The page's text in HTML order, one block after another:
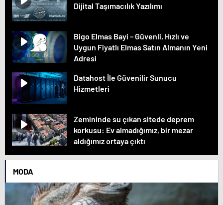
Dijital Taşımacılık Yazılımı
Bigo Elmas Bayi – Güvenli, Hızlı ve
Uygun Fiyatlı Elmas Satın Almanın Yeni
Adresi
Datahost İle Güvenilir Sunucu
Hizmetleri
Zemininde su çıkan sitede deprem
korkusu: Ev almadığımız, bir mezar
aldığımız ortaya çıktı
MODA